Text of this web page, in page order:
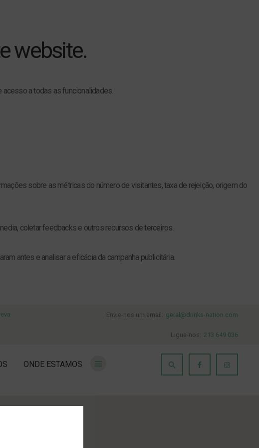
website.
a todas as funcionalidades.
sobre as métricas do número de visitantes, taxa de rejeição, origem do
coletar feedbacks e outros recursos de terceiros.
antes e analisar a eficácia da campanha publicitária.
Envie-nos um email: geral@drinks-nation.com
Ligue-nos: 213 649 036
ONDE ESTAMOS